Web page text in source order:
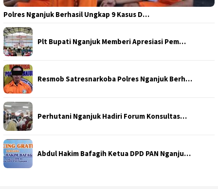
Polres Nganjuk Berhasil Ungkap 9 Kasus D…
Plt Bupati Nganjuk Memberi Apresiasi Pem…
Resmob Satresnarkoba Polres Nganjuk Berh…
Perhutani Nganjuk Hadiri Forum Konsultas…
Abdul Hakim Bafagih Ketua DPD PAN Nganju…